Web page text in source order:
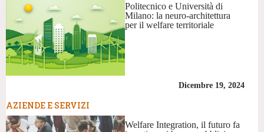
Politecnico e Università di
Milano: la neuro-architettura
per il welfare territoriale
Dicembre 19, 2024
AZIENDE E SERVIZI
Welfare Integration, il futuro fa